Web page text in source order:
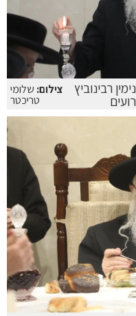
רבינוביץ צילום: שלומי
טריכטר